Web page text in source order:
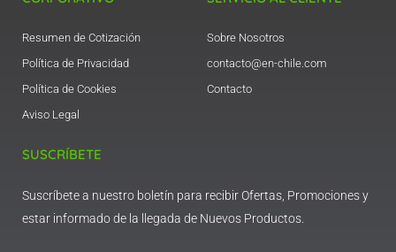
Resumen de Cotización
Política de Privacidad
Política de Cookies
Aviso Legal
Sobre Nosotros
contacto@en-chile.com
Contacto
SUSCRÍBETE
Suscríbete a nuestro boletín para recibir Ofertas, Promociones y
estar informado de la llegada de Nuevos Productos.